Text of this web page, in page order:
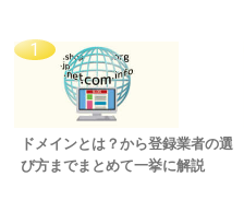
ドメインとは？から登録業者の選
び方までまとめて一挙に解説